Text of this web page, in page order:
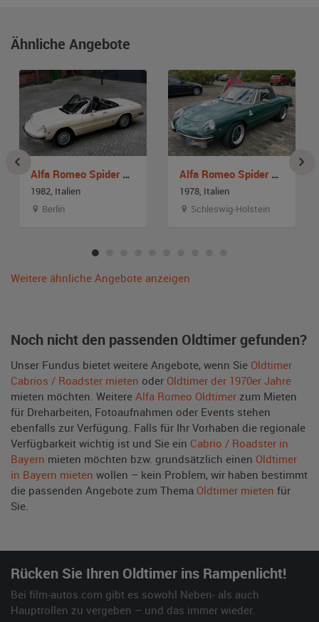
Ähnliche Angebote
Alfa Romeo Spider 2000 Veloce
1982, Italien
Berlin
Alfa Romeo Spider GT Junior
1978, Italien
Schleswig-Holstein
Weitere ähnliche Angebote anzeigen
Noch nicht den passenden Oldtimer gefunden?
Unser Fundus bietet weitere Angebote, wenn Sie Oldtimer
Cabrios / Roadster mieten oder Oldtimer der 1970er Jahre
mieten möchten. Weitere Alfa Romeo Oldtimer zum Mieten
für Dreharbeiten, Fotoaufnahmen oder Events stehen
ebenfalls zur Verfügung. Falls für Ihr Vorhaben die regionale
Verfügbarkeit wichtig ist und Sie ein Cabrio / Roadster in
Bayern mieten möchten bzw. grundsätzlich einen Oldtimer
in Bayern mieten wollen – kein Problem, wir haben bestimmt
die passenden Angebote zum Thema Oldtimer mieten für
Sie.
Rücken Sie Ihren Oldtimer ins Rampenlicht!
Bei film-autos.com gibt es sowohl Neben- als auch
Hauptrollen zu vergeben – und das immer wieder.